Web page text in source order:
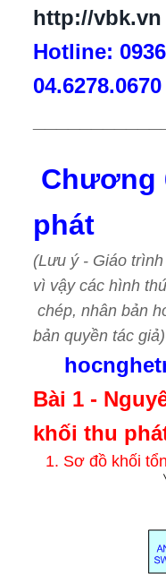
http://vbk.vn
Hotline:
04.6278.0670
Chương
phát
(Lưu ý - Giáo
vì vậy các hình
chép, nhân bản
bản quyền tác giả)
Bài 1 -
khối thu
1. Sơ đồ khối